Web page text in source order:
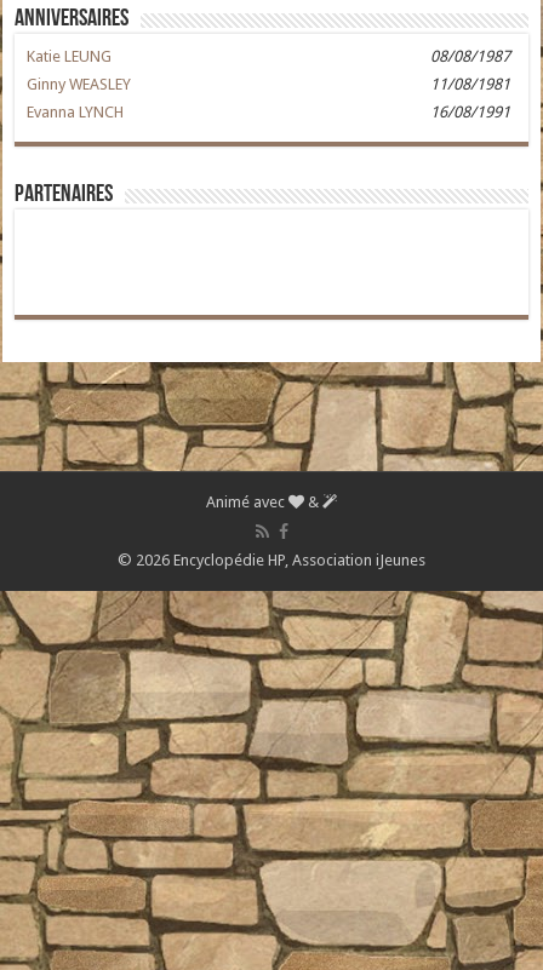
Anniversaires
Katie LEUNG
08/08/1987
Ginny WEASLEY
11/08/1981
Evanna LYNCH
16/08/1991
Partenaires
Animé avec &
© 2026 Encyclopédie HP, Association iJeunes